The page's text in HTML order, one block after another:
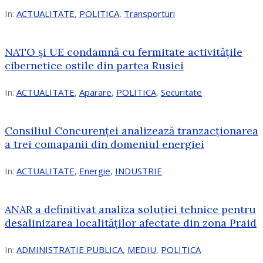
In: ACTUALITATE, POLITICA, Transporturi
NATO și UE condamnă cu fermitate activitățile
cibernetice ostile din partea Rusiei
In: ACTUALITATE, Aparare, POLITICA, Securitate
Consiliul Concurenţei analizează tranzacționarea
a trei comapanii din domeniul energiei
In: ACTUALITATE, Energie, INDUSTRIE
ANAR a definitivat analiza soluției tehnice pentru
desalinizarea localităților afectate din zona Praid
In: ADMINISTRATIE PUBLICA, MEDIU, POLITICA